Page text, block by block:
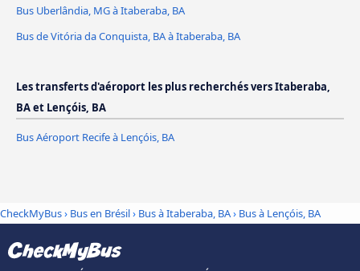
Bus Uberlândia, MG à Itaberaba, BA
Bus de Vitória da Conquista, BA à Itaberaba, BA
Les transferts d'aéroport les plus recherchés vers Itaberaba,
BA et Lençóis, BA
Bus Aéroport Recife à Lençóis, BA
CheckMyBus› Bus en Brésil› Bus à Itaberaba, BA› Bus à Lençóis, BA